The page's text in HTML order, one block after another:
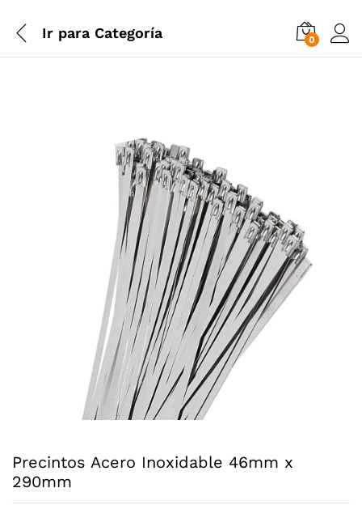
Ir para Categoría 0
Precintos Acero Inoxidable 46mm x
290mm